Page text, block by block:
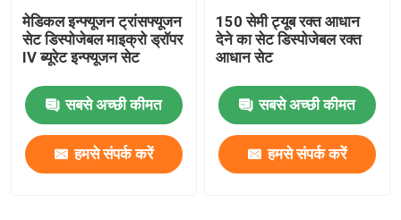
मेडिकल इन्फ्यूजन ट्रांसफ्यूजन
सेट डिस्पोजेबल माइक्रो ड्रॉपर
IV ब्यूरेट इन्फ्यूजन सेट
सबसे अच्छी कीमत
हमसे संपर्क करें
150 सेमी ट्यूब रक्त आधान
देने का सेट डिस्पोजेबल रक्त
आधान सेट
सबसे अच्छी कीमत
हमसे संपर्क करें